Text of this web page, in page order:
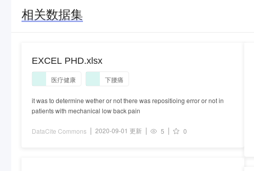
相关数据集
EXCEL PHD.xlsx
医疗健康 下腰痛
it was to determine wether or not there was repositioing error or not in
patients with mechanical low back pain
DataCite Commons 2020-09-01 更新 5 0